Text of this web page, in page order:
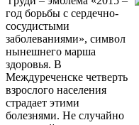
год борьбы с сердечно-
сосудистыми
заболеваниями», символ
нынешнего марша
здоровья. В
Междуреченске четверть
взрослого населения
страдает этими
болезнями. Не случайно